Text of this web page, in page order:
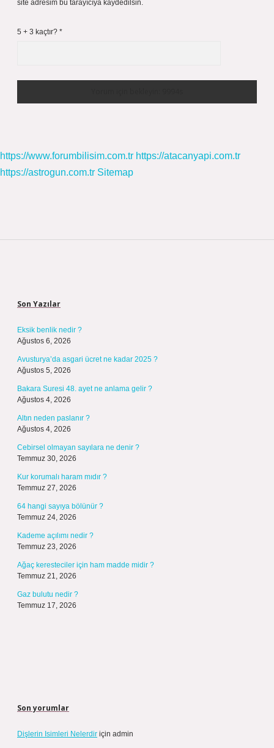
site adresim bu tarayıcıya kaydedilsin.
5 + 3 kaçtır? *
https://www.forumbilisim.com.tr https://atacanyapi.com.tr
https://astrogun.com.tr Sitemap
Son Yazılar
Eksik benlik nedir ?
Ağustos 6, 2026
Avusturya’da asgari ücret ne kadar 2025 ?
Ağustos 5, 2026
Bakara Suresi 48. ayet ne anlama gelir ?
Ağustos 4, 2026
Altın neden paslanır ?
Ağustos 4, 2026
Cebirsel olmayan sayılara ne denir ?
Temmuz 30, 2026
Kur korumalı haram mıdır ?
Temmuz 27, 2026
64 hangi sayıya bölünür ?
Temmuz 24, 2026
Kademe açılımı nedir ?
Temmuz 23, 2026
Ağaç keresteciler için ham madde midir ?
Temmuz 21, 2026
Gaz bulutu nedir ?
Temmuz 17, 2026
Son yorumlar
Dişlerin Isimleri Nelerdir için admin